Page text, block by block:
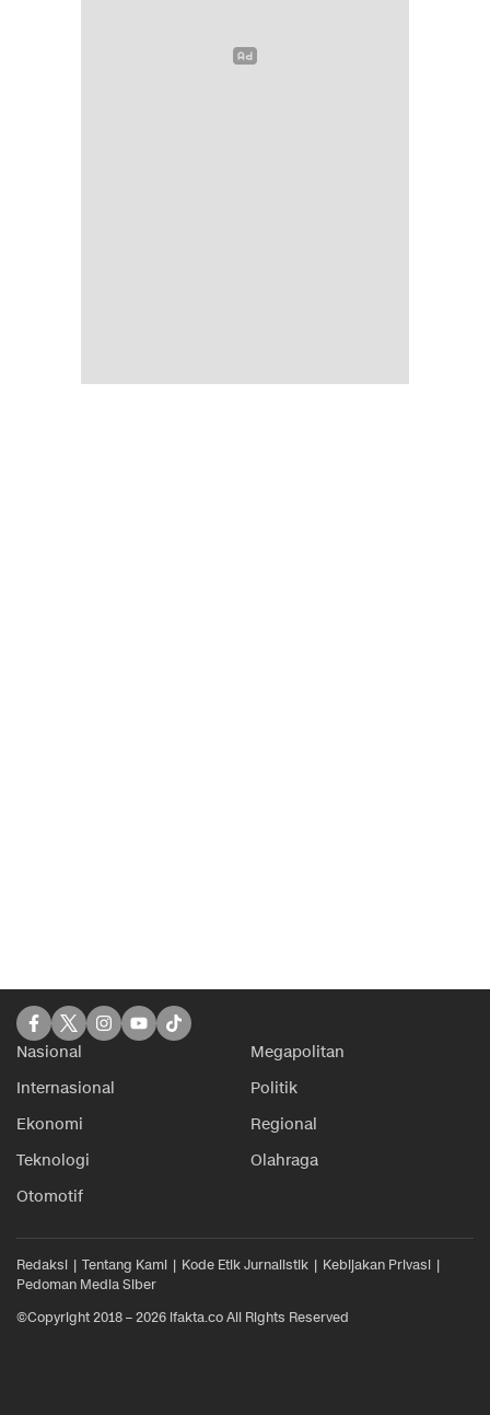
Nasional
Megapolitan
Internasional
Politik
Ekonomi
Regional
Teknologi
Olahraga
Otomotif
Redaksi Tentang Kami Kode Etik Jurnalistik
Kebijakan Privasi
Pedoman Media Siber
©Copyright 2018 – 2026 ifakta.co All Rights Reserved